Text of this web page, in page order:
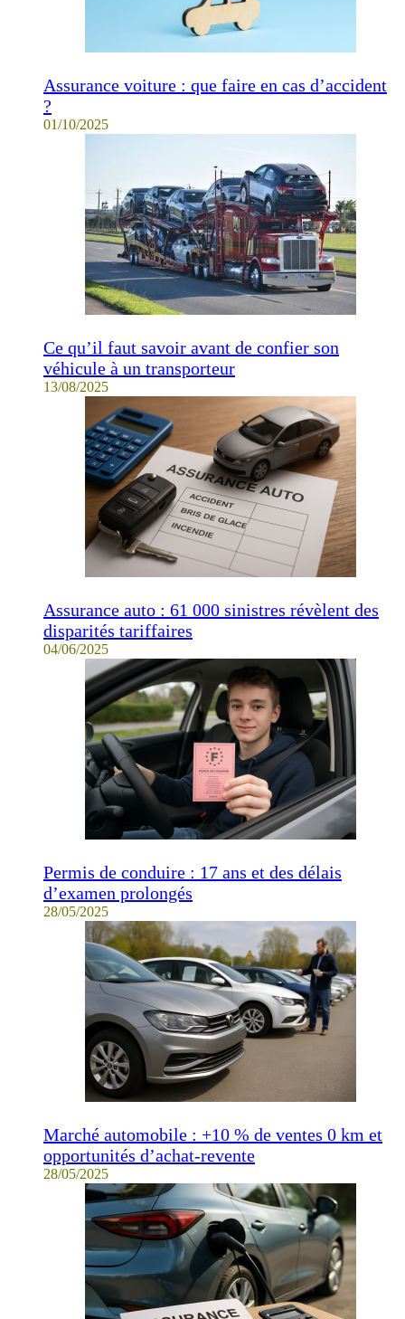
Assurance voiture : que faire en cas d’accident
?
01/10/2025
Ce qu’il faut savoir avant de confier son
véhicule à un transporteur
13/08/2025
Assurance auto : 61 000 sinistres révèlent des
disparités tariffaires
04/06/2025
Permis de conduire : 17 ans et des délais
d’examen prolongés
28/05/2025
Marché automobile : +10 % de ventes 0 km et
opportunités d’achat-revente
28/05/2025